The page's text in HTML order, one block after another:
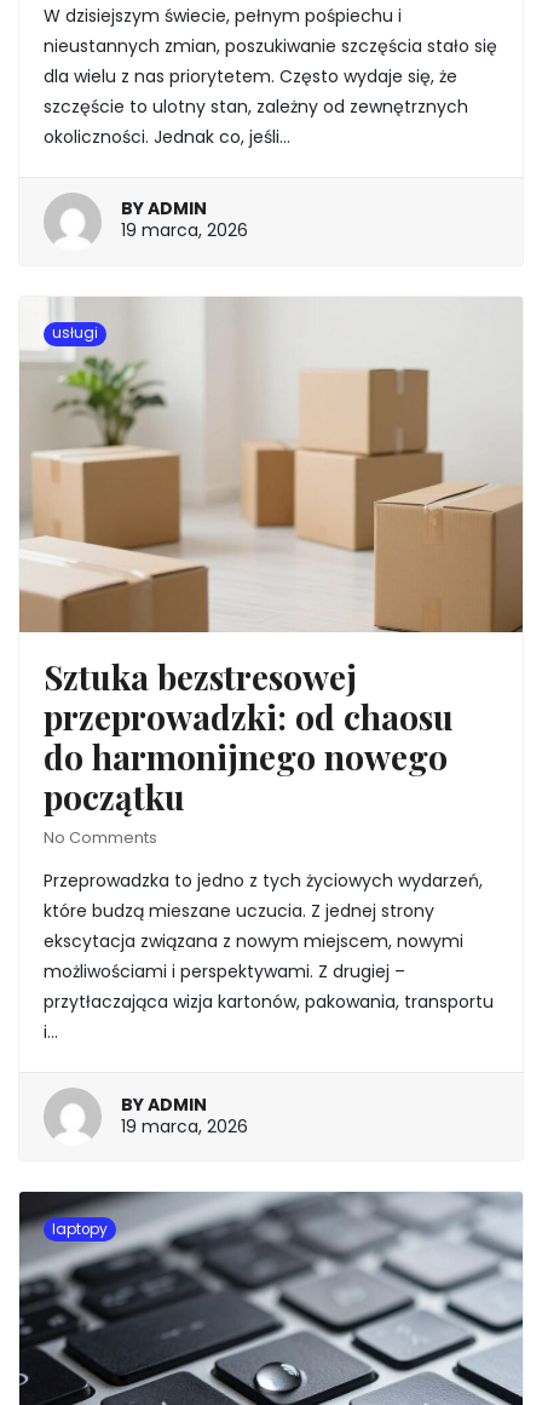
W dzisiejszym świecie, pełnym pośpiechu i
nieustannych zmian, poszukiwanie szczęścia stało się
dla wielu z nas priorytetem. Często wydaje się, że
szczęście to ulotny stan, zależny od zewnętrznych
okoliczności. Jednak co, jeśli…
BYADMIN
19 marca, 2026
usługi
Sztuka bezstresowej
przeprowadzki: od chaosu
do harmonijnego nowego
początku
No Comments
Przeprowadzka to jedno z tych życiowych wydarzeń,
które budzą mieszane uczucia. Z jednej strony
ekscytacja związana z nowym miejscem, nowymi
możliwościami i perspektywami. Z drugiej –
przytłaczająca wizja kartonów, pakowania, transportu
i…
BYADMIN
19 marca, 2026
laptopy